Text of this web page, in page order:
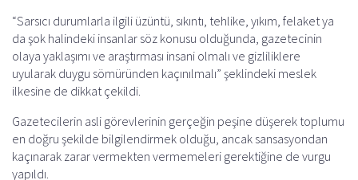
“Sarsıcı durumlarla ilgili üzüntü, sıkıntı, tehlike, yıkım, felaket ya
da şok halindeki insanlar söz konusu olduğunda, gazetecinin
olaya yaklaşımı ve araştırması insani olmalı ve gizliliklere
uyularak duygu sömüründen kaçınılmalı” şeklindeki meslek
ilkesine de dikkat çekildi.
Gazetecilerin asli görevlerinin gerçeğin peşine düşerek toplumu
en doğru şekilde bilgilendirmek olduğu, ancak sansasyondan
kaçınarak zarar vermekten vermemeleri gerektiğine de vurgu
yapıldı.